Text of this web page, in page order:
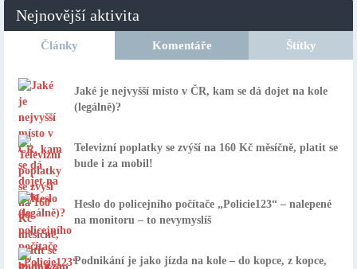
Nejnovější aktivita
Články Komentáře Štítky
Jaké je nejvyšší místo v ČR, kam se dá dojet na kole
(legálně)?
Televizní poplatky se zvýší na 160 Kč měsíčně, platit se
bude i za mobil!
Heslo do policejního počítače „Policie123“ – nalepené
na monitoru – to nevymyslíš
Podnikání je jako jízda na kole – do kopce, z kopce,